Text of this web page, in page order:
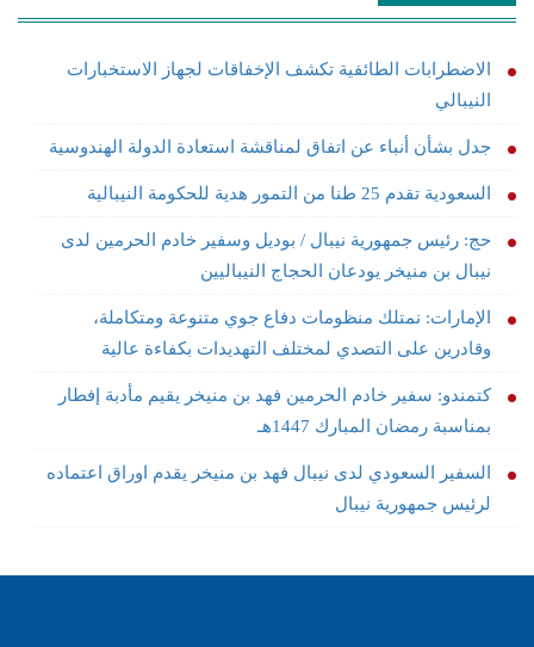
الاضطرابات الطائفية تكشف الإخفاقات لجهاز الاستخبارات
النيبالي
جدل بشأن أنباء عن اتفاق لمناقشة استعادة الدولة الهندوسية
السعودية تقدم 25 طنا من التمور هدية للحكومة النيبالية
حج: رئيس جمهورية نيبال / بوديل وسفير خادم الحرمين لدى
نيبال بن منيخر يودعان الحجاج النيباليين
الإمارات: نمتلك منظومات دفاع جوي متنوعة ومتكاملة،
وقادرين على التصدي لمختلف التهديدات بكفاءة عالية
كتمندو: سفير خادم الحرمين فهد بن منيخر يقيم مأدبة إفطار
بمناسبة رمضان المبارك 1447هـ
السفير السعودي لدى نيبال فهد بن منيخر يقدم اوراق اعتماده
لرئيس جمهورية نيبال